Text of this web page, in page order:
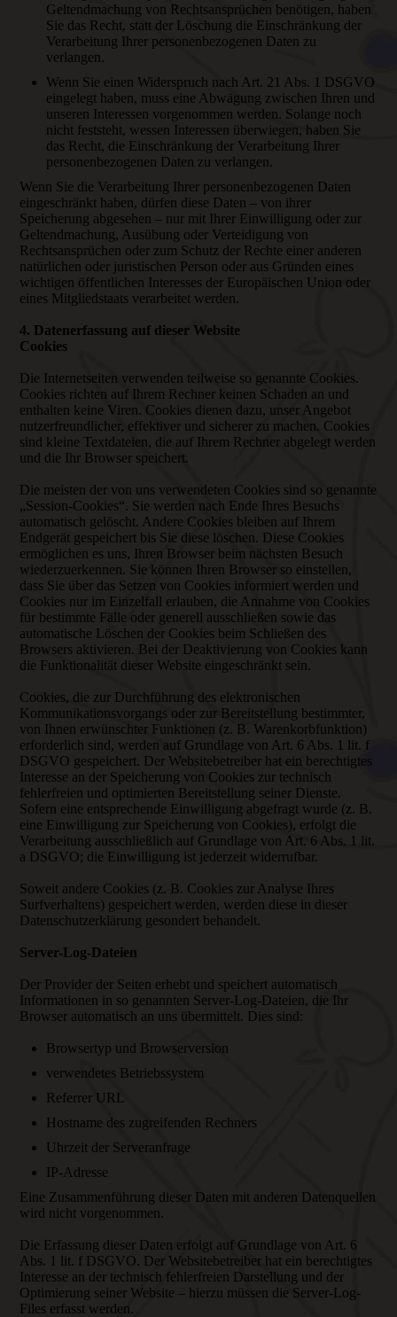
Geltendmachung von Rechtsansprüchen benötigen, haben
Sie das Recht, statt der Löschung die Einschränkung der
Verarbeitung Ihrer personenbezogenen Daten zu
verlangen.
Wenn Sie einen Widerspruch nach Art. 21 Abs. 1 DSGVO
eingelegt haben, muss eine Abwägung zwischen Ihren und
unseren Interessen vorgenommen werden. Solange noch
nicht feststeht, wessen Interessen überwiegen, haben Sie
das Recht, die Einschränkung der Verarbeitung Ihrer
personenbezogenen Daten zu verlangen.
Wenn Sie die Verarbeitung Ihrer personenbezogenen Daten
eingeschränkt haben, dürfen diese Daten – von ihrer
Speicherung abgesehen – nur mit Ihrer Einwilligung oder zur
Geltendmachung, Ausübung oder Verteidigung von
Rechtsansprüchen oder zum Schutz der Rechte einer anderen
natürlichen oder juristischen Person oder aus Gründen eines
wichtigen öffentlichen Interesses der Europäischen Union oder
eines Mitgliedstaats verarbeitet werden.
4. Datenerfassung auf dieser Website
Cookies
Die Internetseiten verwenden teilweise so genannte Cookies.
Cookies richten auf Ihrem Rechner keinen Schaden an und
enthalten keine Viren. Cookies dienen dazu, unser Angebot
nutzerfreundlicher, effektiver und sicherer zu machen. Cookies
sind kleine Textdateien, die auf Ihrem Rechner abgelegt werden
und die Ihr Browser speichert.
Die meisten der von uns verwendeten Cookies sind so genannte
„Session-Cookies“. Sie werden nach Ende Ihres Besuchs
automatisch gelöscht. Andere Cookies bleiben auf Ihrem
Endgerät gespeichert bis Sie diese löschen. Diese Cookies
ermöglichen es uns, Ihren Browser beim nächsten Besuch
wiederzuerkennen. Sie können Ihren Browser so einstellen,
dass Sie über das Setzen von Cookies informiert werden und
Cookies nur im Einzelfall erlauben, die Annahme von Cookies
für bestimmte Fälle oder generell ausschließen sowie das
automatische Löschen der Cookies beim Schließen des
Browsers aktivieren. Bei der Deaktivierung von Cookies kann
die Funktionalität dieser Website eingeschränkt sein.
Cookies, die zur Durchführung des elektronischen
Kommunikationsvorgangs oder zur Bereitstellung bestimmter,
von Ihnen erwünschter Funktionen (z. B. Warenkorbfunktion)
erforderlich sind, werden auf Grundlage von Art. 6 Abs. 1 lit. f
DSGVO gespeichert. Der Websitebetreiber hat ein berechtigtes
Interesse an der Speicherung von Cookies zur technisch
fehlerfreien und optimierten Bereitstellung seiner Dienste.
Sofern eine entsprechende Einwilligung abgefragt wurde (z. B.
eine Einwilligung zur Speicherung von Cookies), erfolgt die
Verarbeitung ausschließlich auf Grundlage von Art. 6 Abs. 1 lit.
a DSGVO; die Einwilligung ist jederzeit widerrufbar.
Soweit andere Cookies (z. B. Cookies zur Analyse Ihres
Surfverhaltens) gespeichert werden, werden diese in dieser
Datenschutzerklärung gesondert behandelt.
Server-Log-Dateien
Der Provider der Seiten erhebt und speichert automatisch
Informationen in so genannten Server-Log-Dateien, die Ihr
Browser automatisch an uns übermittelt. Dies sind:
Browsertyp und Browserversion
verwendetes Betriebssystem
Referrer URL
Hostname des zugreifenden Rechners
Uhrzeit der Serveranfrage
IP-Adresse
Eine Zusammenführung dieser Daten mit anderen Datenquellen
wird nicht vorgenommen.
Die Erfassung dieser Daten erfolgt auf Grundlage von Art. 6
Abs. 1 lit. f DSGVO. Der Websitebetreiber hat ein berechtigtes
Interesse an der technisch fehlerfreien Darstellung und der
Optimierung seiner Website – hierzu müssen die Server-Log-
Files erfasst werden.